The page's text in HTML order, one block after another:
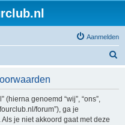
Aanmelden
(hierna genoemd “wij”, “ons”,
forum”), ga je
je niet akkoord gaat met deze